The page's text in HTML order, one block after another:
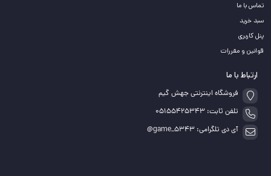
تماس با ما
سبد خرید
پنل کاربری
قوانین و مقررات
ارتباط با ما
فروشگاه اینترنتی جهش گیم
تلفن ثابت: 05155425343
آی دی تلگرامی: game_5343@